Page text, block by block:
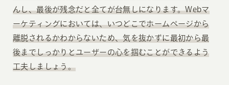
んし、最後が残念だと全てが台無しになります。Webマ
ーケティングにおいては、いつどこでホームページから
離脱されるかわからないため、気を抜かずに最初から最
後までしっかりとユーザーの心を掴むことができるよう
工夫しましょう。